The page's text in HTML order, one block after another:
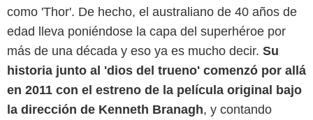
como 'Thor'. De hecho, el australiano de 40 años de
edad lleva poniéndose la capa del superhéroe por
más de una década y eso ya es mucho decir. Su
historia junto al 'dios del trueno' comenzó por allá
en 2011 con el estreno de la película original bajo
la dirección de Kenneth Branagh, y contando